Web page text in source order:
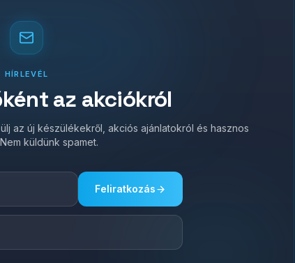
HÍRLEVÉL
az akciókról
az új készülékekről, akciós ajánlatokról és hasznos
küldünk spamet.
Feliratkozás